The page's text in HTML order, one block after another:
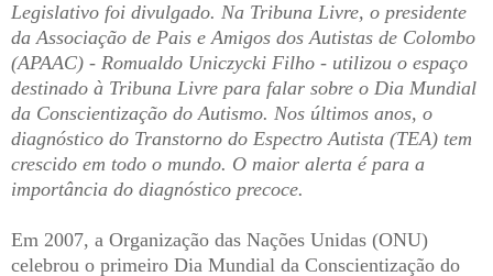
Legislativo foi divulgado. Na Tribuna Livre, o presidente
da Associação de Pais e Amigos dos Autistas de Colombo
(APAAC) - Romualdo Uniczycki Filho - utilizou o espaço
destinado à Tribuna Livre para falar sobre o Dia Mundial
da Conscientização do Autismo. Nos últimos anos, o
diagnóstico do Transtorno do Espectro Autista (TEA) tem
crescido em todo o mundo. O maior alerta é para a
importância do diagnóstico precoce.
Em 2007, a Organização das Nações Unidas (ONU)
celebrou o primeiro Dia Mundial da Conscientização do